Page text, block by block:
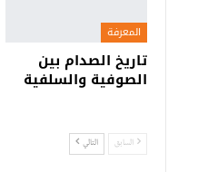
المعرفة
تاريخ الصدام بين
الصوفية والسلفية
السابق التالي